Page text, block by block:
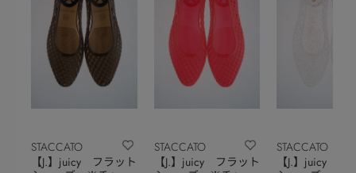
STACCATO
【J.】juicy フラット
STACCATO
【J.】juicy フラット
STACCATO
【J.】juicy フ